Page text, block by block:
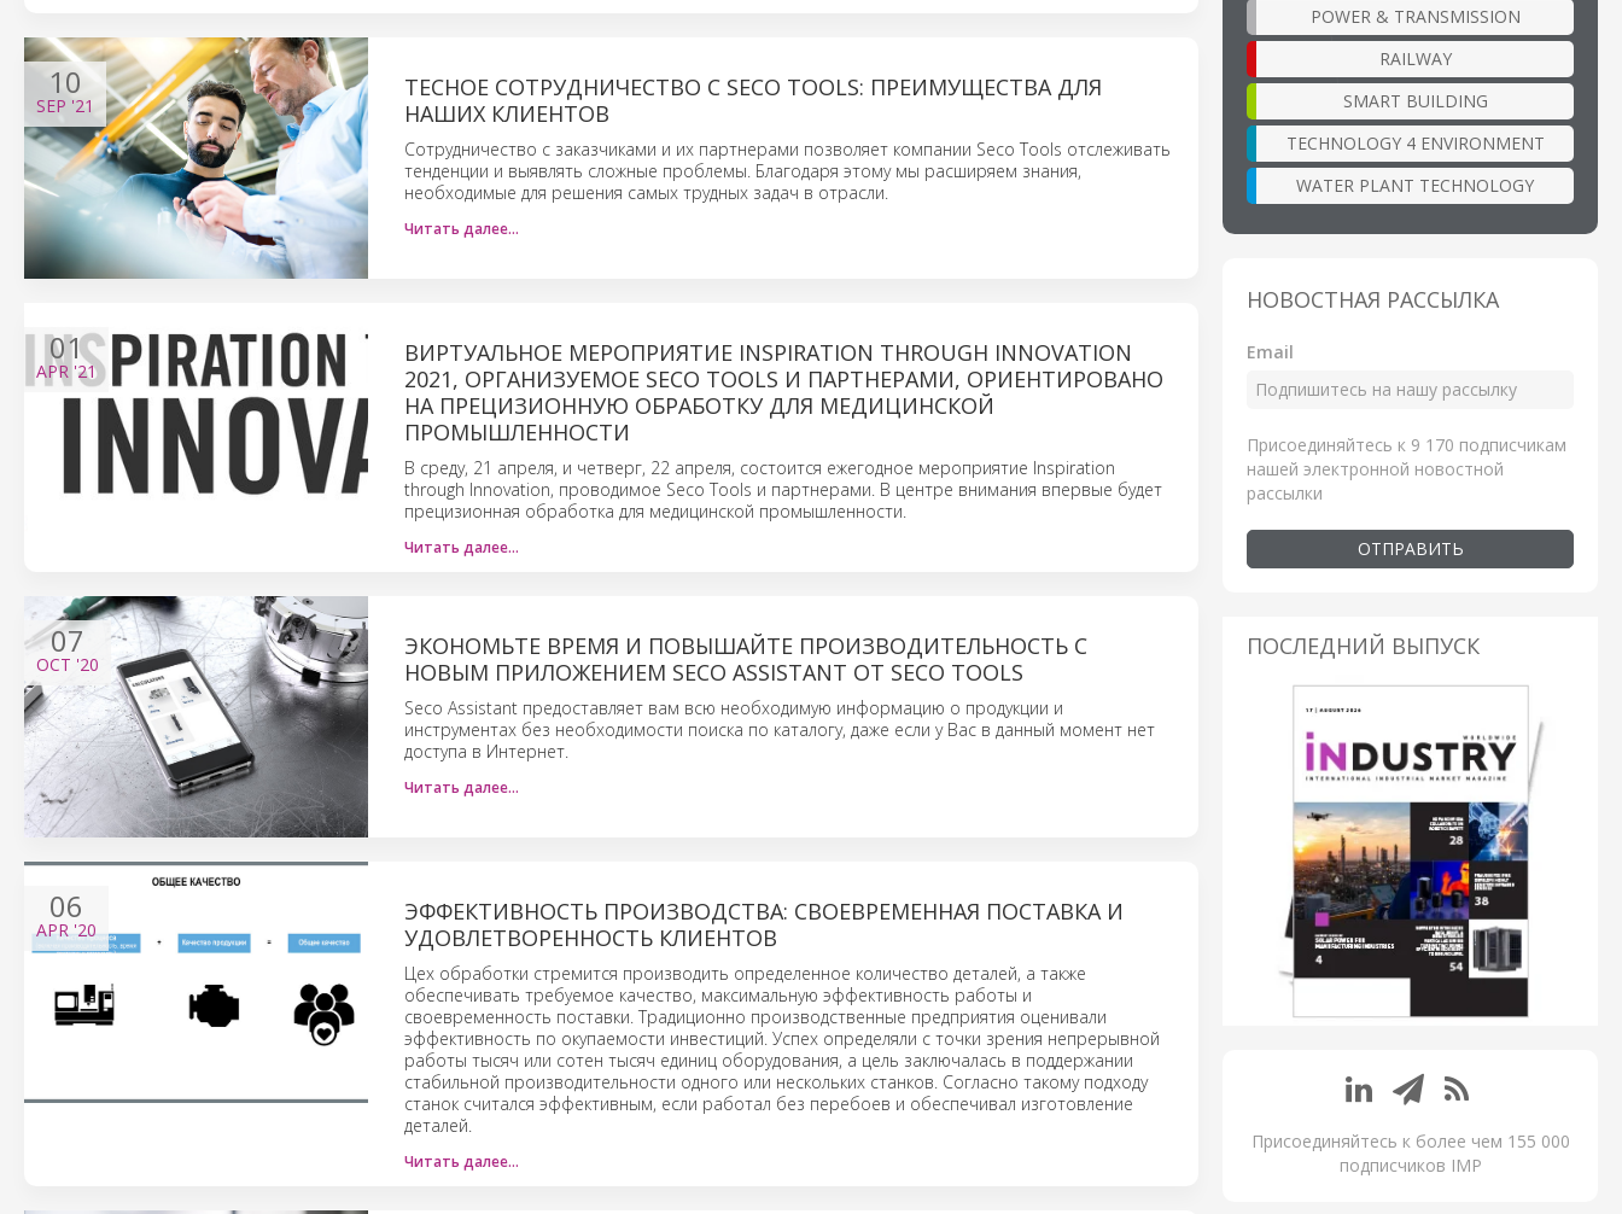
10
SEP '21
ТЕСНОЕ СОТРУДНИЧЕСТВО С SECO TOOLS: ПРЕИМУЩЕСТВА ДЛЯ
НАШИХ КЛИЕНТОВ
Сотрудничество с заказчиками и их партнерами позволяет компании Seco Tools отслеживать
тенденции и выявлять сложные проблемы. Благодаря этому мы расширяем знания,
необходимые для решения самых трудных задач в отрасли.
Читать далее…
01
APR '21
ВИРТУАЛЬНОЕ МЕРОПРИЯТИЕ INSPIRATION THROUGH INNOVATION
2021, ОРГАНИЗУЕМОЕ SECO TOOLS И ПАРТНЕРАМИ, ОРИЕНТИРОВАНО
НА ПРЕЦИЗИОННУЮ ОБРАБОТКУ ДЛЯ МЕДИЦИНСКОЙ
ПРОМЫШЛЕННОСТИ
В среду, 21 апреля, и четверг, 22 апреля, состоится ежегодное мероприятие Inspiration
through Innovation, проводимое Seco Tools и партнерами. В центре внимания впервые будет
прецизионная обработка для медицинской промышленности.
Читать далее…
07
OCT '20
ЭКОНОМЬТЕ ВРЕМЯ И ПОВЫШАЙТЕ ПРОИЗВОДИТЕЛЬНОСТЬ С
НОВЫМ ПРИЛОЖЕНИЕМ SECO ASSISTANT ОТ SECO TOOLS
Seco Assistant предоставляет вам всю необходимую информацию о продукции и
инструментах без необходимости поиска по каталогу, даже если у Вас в данный момент нет
доступа в Интернет.
Читать далее…
06
APR'20
ЭФФЕКТИВНОСТЬ ПРОИЗВОДСТВА: СВОЕВРЕМЕННАЯ ПОСТАВКА И
УДОВЛЕТВОРЕННОСТЬ КЛИЕНТОВ
Цех обработки стремится производить определенное количество деталей, а также
обеспечивать требуемое качество, максимальную эффективность работы и
своевременность поставки. Традиционно производственные предприятия оценивали
эффективность по окупаемости инвестиций. Успех определяли с точки зрения непрерывной
работы тысяч или сотен тысяч единиц оборудования, а цель заключалась в поддержании
стабильной производительности одного или нескольких станков. Согласно такому подходу
станок считался эффективным, если работал без перебоев и обеспечивал изготовление
деталей.
Читать далее…
POWER & TRANSMISSION
RAILWAY
SMART BUILDING
TECHNOLOGY 4 ENVIRONMENT
WATER PLANT TECHNOLOGY
НОВОСТНАЯ РАССЫЛКА
Email
Присоединяйтесь к 9 170 подписчикам
нашей электронной новостной
рассылки
ОТПРАВИТЬ
ПОСЛЕДНИЙ ВЫПУСК
Присоединяйтесь к более чем 155 000
подписчиков IMP